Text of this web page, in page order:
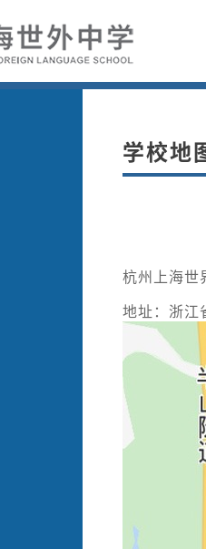
学校地
杭州上海世
地址：浙江